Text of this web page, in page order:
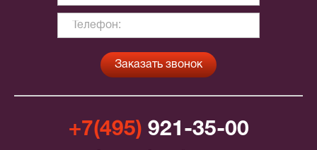
+7(495) 921-35-00